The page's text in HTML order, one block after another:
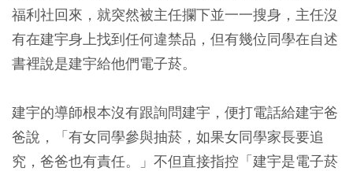
福利社回來，就突然被主任攔下並一一搜身，主任沒
有在建宇身上找到任何違禁品，但有幾位同學在自述
書裡說是建宇給他們電子菸。
建宇的導師根本沒有跟詢問建宇，便打電話給建宇爸
爸說，「有女同學參與抽菸，如果女同學家長要追
究，爸爸也有責任。」不但直接指控「建宇是電子菸